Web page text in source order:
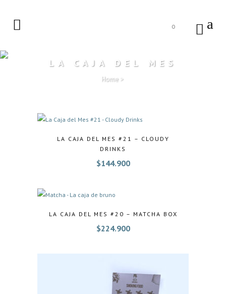
0
LA CAJA DEL MES
Home>
LA CAJA DEL MES #21 – CLOUDY
DRINKS
$144.900
LA CAJA DEL MES #20 – MATCHA BOX
$224.900